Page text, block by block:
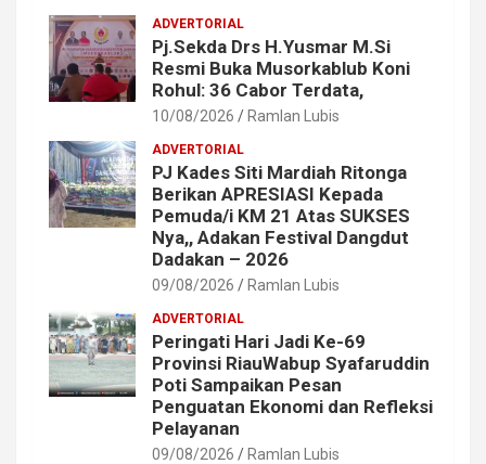
ADVERTORIAL
Pj.Sekda Drs H.Yusmar M.Si
Resmi Buka Musorkablub Koni
Rohul: 36 Cabor Terdata,
10/08/2026 Ramlan Lubis
ADVERTORIAL
PJ Kades Siti Mardiah Ritonga
Berikan APRESIASI Kepada
Pemuda/i KM 21 Atas SUKSES
Nya,, Adakan Festival Dangdut
Dadakan – 2026
09/08/2026 Ramlan Lubis
ADVERTORIAL
Peringati Hari Jadi Ke-69
Provinsi RiauWabup Syafaruddin
Poti Sampaikan Pesan
Penguatan Ekonomi dan Refleksi
Pelayanan
09/08/2026 Ramlan Lubis